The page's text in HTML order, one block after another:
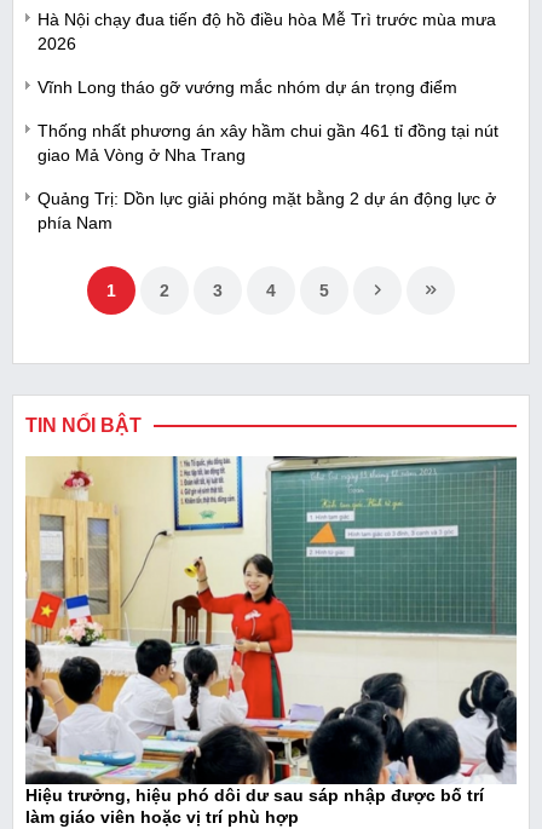
Hà Nội chạy đua tiến độ hồ điều hòa Mễ Trì trước mùa mưa
2026
Vĩnh Long tháo gỡ vướng mắc nhóm dự án trọng điểm
Thống nhất phương án xây hầm chui gần 461 tỉ đồng tại nút
giao Mả Vòng ở Nha Trang
Quảng Trị: Dồn lực giải phóng mặt bằng 2 dự án động lực ở
phía Nam
1 2 3 4 5
TIN NỔI BẬT
Hiệu trưởng, hiệu phó dôi dư sau sáp nhập được bố trí
làm giáo viên hoặc vị trí phù hợp